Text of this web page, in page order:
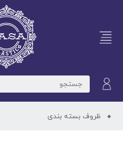
ظروف بسته بندی